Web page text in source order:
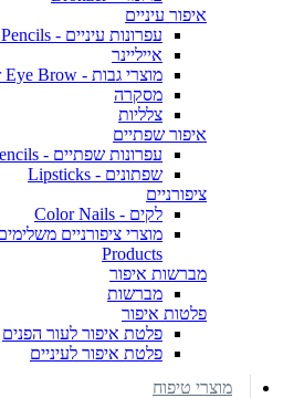
איפור עיניים
עפרונות עיניים - Eye Pencils
אייליינר
מוצרי גבות - For Eye Brow
מסקרה
צלליות
איפור שפתיים
עפרונות שפתיים - Lip Pencils
שפתונים - Lipsticks
ציפורניים
לקים - Color Nails
Products
מברשות איפור
מברשות
פלטות איפור
פלטת איפור לעור הפנים
פלטת איפור לעיניים
מוצרי טיפוח